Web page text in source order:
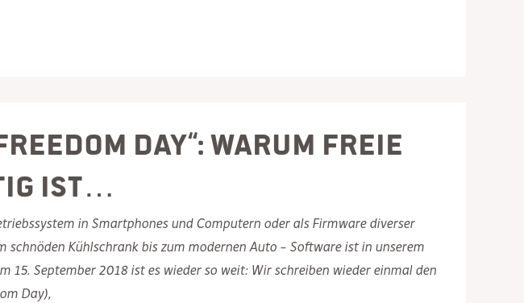
Day“: Warum freie
ist…
in Smartphones und Computern oder als Firmware diverser
schnöden Kühlschrank bis zum modernen Auto – Software ist in unserem
15. September 2018 ist es wieder so weit: Wir schreiben wieder einmal den
Day),